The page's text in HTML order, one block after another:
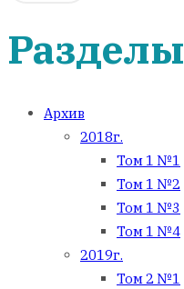
Разделы
Архив
2018г.
Том 1 №1
Том 1 №2
Том 1 №3
Том 1 №4
2019г.
Том 2 №1